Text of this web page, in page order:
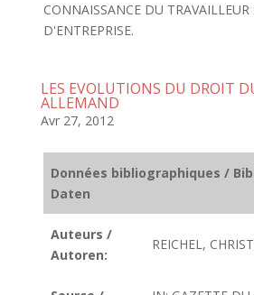
CONNAISSANCE DU
D'ENTREPRISE.
LES EVOLUTIONS DU DROIT
ALLEMAND
Avr 27, 2012
Données bibliographiques /
Daten
Auteurs /
Autoren:
REICHEL,